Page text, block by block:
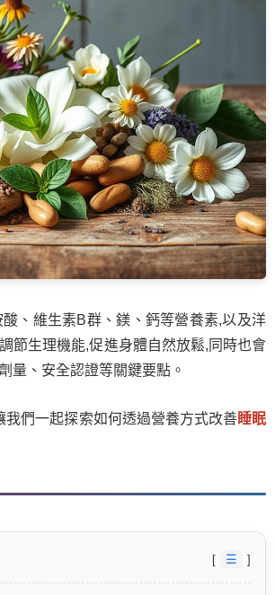
、維生素B群、鎂、鈣等營養素,以及洋
節生理機能,促進身體自然放鬆,同時也會
量、安全認證等關鍵要點。
我們一起探索如何透過營養方式改善睡眠
☰